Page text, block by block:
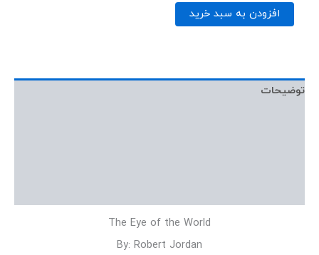
افزودن به سبد خرید
توضیحات
The Eye of the World
By: Robert Jordan